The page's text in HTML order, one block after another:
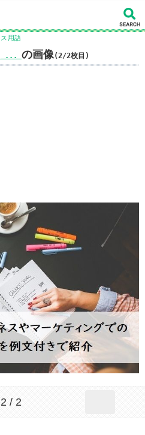
ス用語
、... の画像(2/2枚目)
2 / 2